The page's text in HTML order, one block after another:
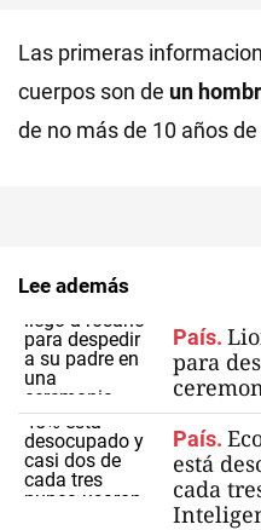
Las primeras
cuerpos son de un
de no más de 10 años
Lee además
País.
para
País.
está
cada